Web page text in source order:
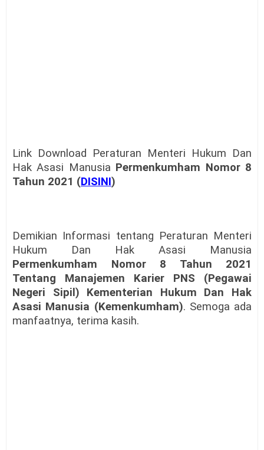
Link Download Peraturan Menteri Hukum Dan
Hak Asasi Manusia Permenkumham Nomor 8
Tahun 2021 (DISINI)
Demikian Informasi tentang Peraturan Menteri
Hukum Dan Hak Asasi Manusia
Permenkumham Nomor 8 Tahun 2021
Tentang Manajemen Karier PNS (Pegawai
Negeri Sipil) Kementerian Hukum Dan Hak
Asasi Manusia (Kemenkumham). Semoga ada
manfaatnya, terima kasih.